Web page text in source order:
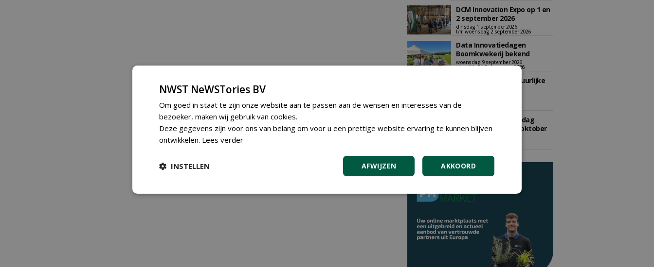
DCM Innovation Expo op 1 en
2 september 2026
dinsdag 1 september 2026
t/m woensdag 2 september 2026
Data Innovatiedagen
Boomkwekerij bekend
woensdag 9 september 2026
t/m vrijdag 18 september 2026
Kennismiddag: 'Natuurlijke
maandag 28 september 2026
Landelijke Jongerendag
Boomkwekerij op 9 oktober
NWST NeWSTories BV
Om goed in staat te zijn onze website aan te passen aan de wensen en interesses van de
bezoeker, maken wij gebruik van cookies.
Deze gegevens zijn voor ons van belang om voor u een prettige website ervaring te kunnen blijven
ontwikkelen. Lees verder
AKKOORD
AFWIJZEN
INSTELLEN